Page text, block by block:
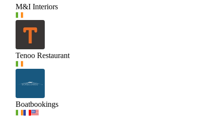
M&I Interiors
Tenoo Restaurant
Boatbookings